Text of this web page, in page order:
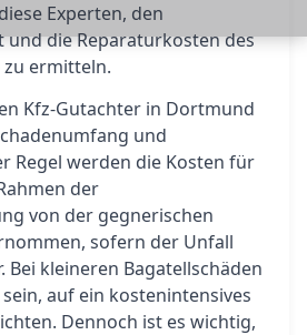
Experten, den
und die Reparaturkosten des
zu ermitteln.
Kfz-Gutachter in Dortmund
und
Regel werden die Kosten für
der
von der gegnerischen
sofern der Unfall
Bei kleineren Bagatellschäden
auf ein kostenintensives
Dennoch ist es wichtig,